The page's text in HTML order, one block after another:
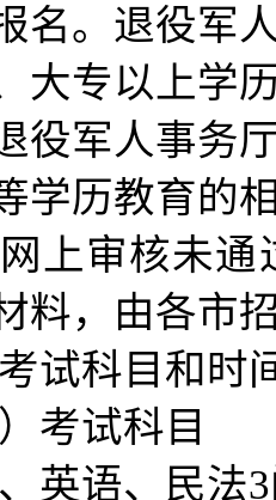
名。退役军
大专以上学
役军人事务
学历教育的
上审核未通
料，由各市
试科目和时
）考试科目
英语、民法3